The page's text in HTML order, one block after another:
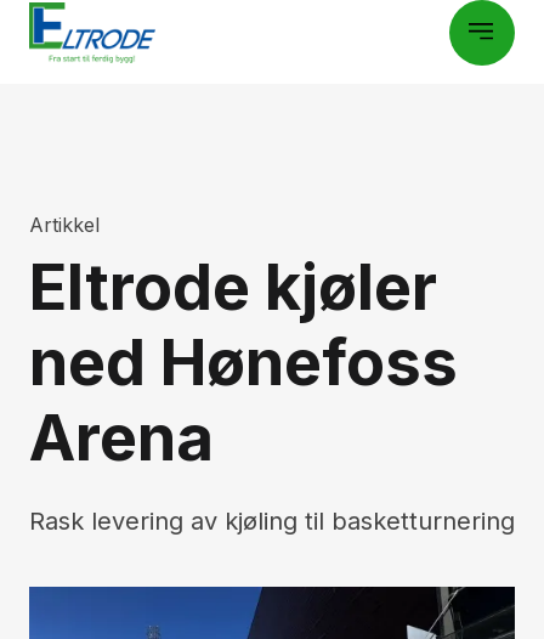
Artikkel
Eltrode kjøler
ned Hønefoss
Arena
Rask levering av kjøling til basketturnering